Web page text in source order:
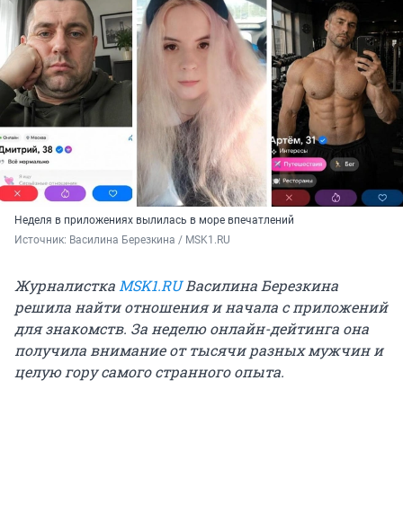
Неделя в приложениях вылилась в море впечатлений
Источник: Василина Березкина / MSK1.RU
Журналистка MSK1.RUВасилина Березкина
решила найти отношения и начала с приложений
для знакомств. За неделю онлайн-дейтинга она
получила внимание от тысячи разных мужчин и
целую гору самого странного опыта.